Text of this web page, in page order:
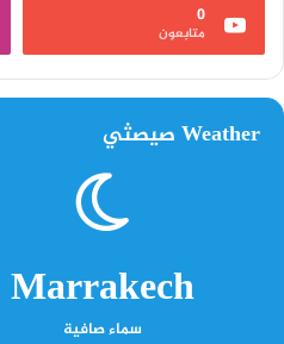
0
متابعون
Weather صيصثي
Marrakech
سماء صافية